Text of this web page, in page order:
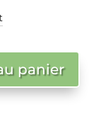
panier